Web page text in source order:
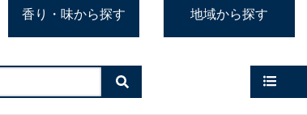
香り・味から探す 地域から探す
検
索